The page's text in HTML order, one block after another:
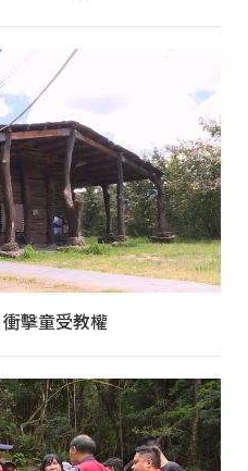
擊童受教權